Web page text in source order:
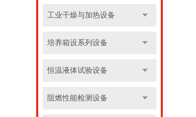
工业干燥与加热设备
培养箱设系列设备
恒温液体试验设备
阻燃性能检测设备